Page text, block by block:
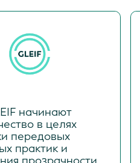
начинают
в целях
передовых
практик и